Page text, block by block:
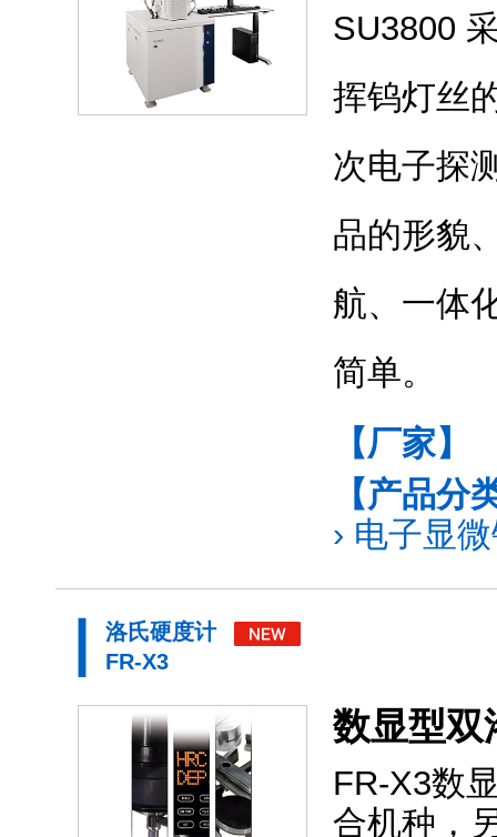
SU3800
挥钨灯丝
次电子探
品的形貌
航、一体
简单。
【厂家】
【产品分
› 电子显
洛氏硬度计
FR-X3
数显型双
FR-X3数
合机种，